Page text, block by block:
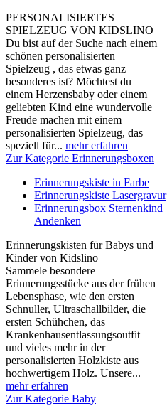
PERSONALISIERTES
SPIELZEUG VON KIDSLINO
Du bist auf der Suche nach einem
schönen personalisierten
Spielzeug , das etwas ganz
besonderes ist? Möchtest du
einem Herzensbaby oder einem
geliebten Kind eine wundervolle
Freude machen mit einem
personalisierten Spielzeug, das
speziell für... mehr erfahren
Zur Kategorie Erinnerungsboxen
Erinnerungskiste in Farbe
Erinnerungskiste Lasergravur
Erinnerungsbox Sternenkind
Andenken
Erinnerungskisten für Babys und
Kinder von Kidslino
Sammele besondere
Erinnerungsstücke aus der frühen
Lebensphase, wie den ersten
Schnuller, Ultraschallbilder, die
ersten Schühchen, das
Krankenhausentlassungsoutfit
und vieles mehr in der
personalisierten Holzkiste aus
hochwertigem Holz. Unsere...
mehr erfahren
Zur Kategorie Baby